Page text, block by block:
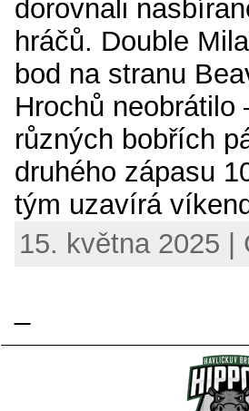
dorovnali
hráčů. Double
bod na stranu
Hrochů
různých bobřích
druhého zápasu
tým uzavírá
15. května 2025 |